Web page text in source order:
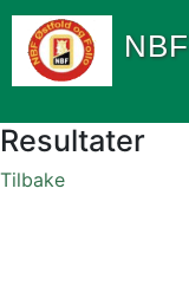
Resultater
Tilbake